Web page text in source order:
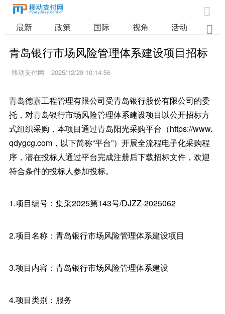

最新 政策 国际 视角 活动 业

青岛银行市场风险管理体系建设项目招标
移动支付网 2025/12/29 10:14:56
青岛德嘉工程管理有限公司受青岛银行股份有限公司的委
托，对青岛银行市场风险管理体系建设项目以公开招标方
式组织采购，本项目通过青岛阳光采购平台（https://www.
qdygcg.com，以下简称“平台”）开展全流程电子化采购程
序，潜在投标人通过平台完成注册后下载招标文件，欢迎
符合条件的投标人参加投标。
1.项目编号：集采2025第143号/DJZZ-2025062
2.项目名称：青岛银行市场风险管理体系建设项目
3.项目内容：青岛银行市场风险管理体系建设
4.项目类别：服务